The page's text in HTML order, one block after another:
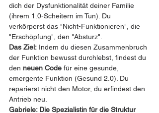
dich der Dysfunktionalität deiner Familie
(ihrem 1.0-Scheitern im Tun). Du
verkörperst das "Nicht-Funktionieren", die
"Erschöpfung", den "Absturz".
Das Ziel: Indem du diesen Zusammenbruch
der Funktion bewusst durchlebst, findest du
den neuen Code für eine gesunde,
emergente Funktion (Gesund 2.0). Du
reparierst nicht den Motor, du erfindest den
Antrieb neu.
Gabriele: Die Spezialistin für die Struktur